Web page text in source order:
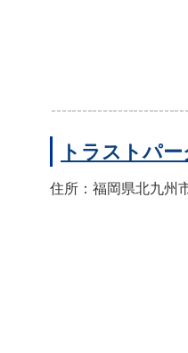
トラストパ
住所：福岡県北九州